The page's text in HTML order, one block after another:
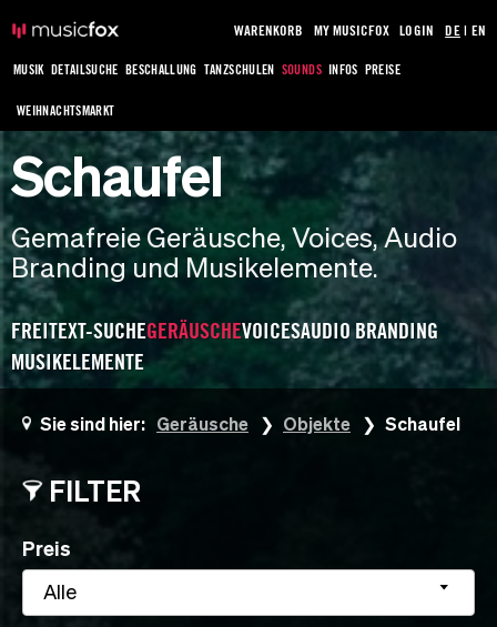
MUSIK DETAILSUCHE BESCHALLUNG TANZSCHULEN SOUNDS INFOS PREISE
WEIHNACHTSMARKT
WARENKORB MY MUSICFOX LOGIN DE| EN
Schaufel
Gemafreie Geräusche, Voices, Audio
Branding und Musikelemente.
FREITEXT-SUCHEGERÄUSCHEVOICESAUDIO BRANDING
MUSIKELEMENTE
Sie sind hier: Geräusche Objekte Schaufel
FILTER
Preis
Alle